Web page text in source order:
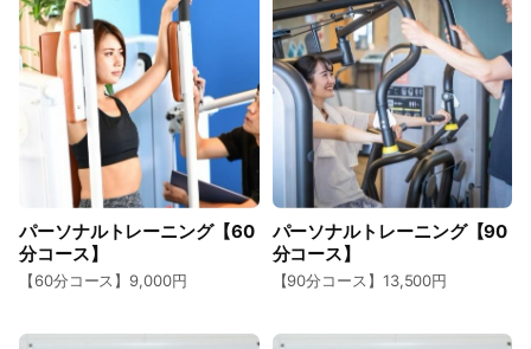
パーソナルトレーニング【60
分コース】
【60分コース】9,000円
パーソナルトレーニング【90
分コース】
【90分コース】13,500円